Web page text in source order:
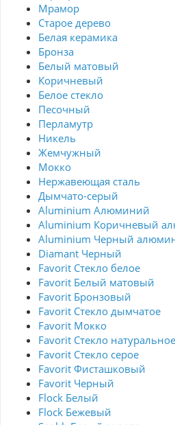
Мрамор
Старое дерево
Белая керамика
Бронза
Белый матовый
Коричневый
Белое стекло
Песочный
Перламутр
Никель
Жемчужный
Мокко
Нержавеющая сталь
Дымчато-серый
Aluminium Алюминий
Aluminium Коричневый
Aluminium Черный
Diamant Черный
Favorit Стекло белое
Favorit Белый матовый
Favorit Бронзовый
Favorit Стекло дымчатое
Favorit Мокко
Favorit Стекло натуральное
Favorit Стекло серое
Favorit Фисташковый
Favorit Черный
Flock Белый
Flock Бежевый